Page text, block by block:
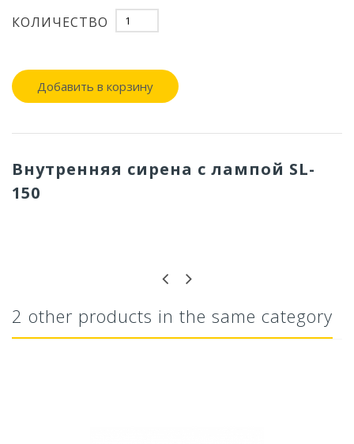
КОЛИЧЕСТВО
Добавить в корзину
Внутренняя сирена с лампой SL-
150
2 other products in the same category